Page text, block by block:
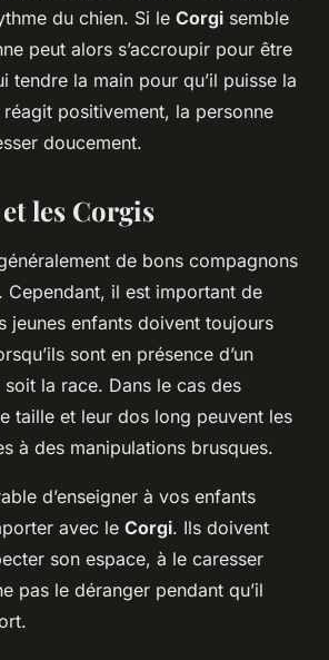
du chien. Si le Corgi semble
peut alors s’accroupir pour être
tendre la main pour qu’il puisse la
réagit positivement, la personne
doucement.
les Corgis
de bons compagnons
. Cependant, il est important de
jeunes enfants doivent toujours
sont en présence d’un
la race. Dans le cas des
taille et leur dos long peuvent les
à des manipulations brusques.
d’enseigner à vos enfants
avec le Corgi. Ils doivent
son espace, à le caresser
pas le déranger pendant qu’il